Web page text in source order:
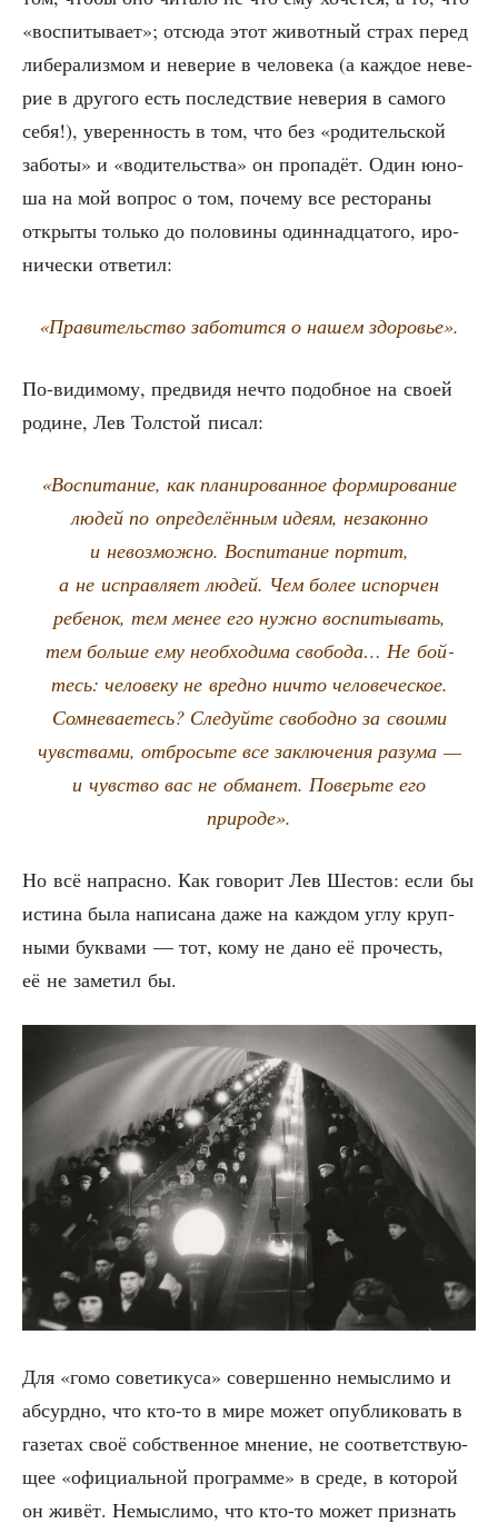
«вос­пи­ты­ва­ет»; отсю­да этот живот­ный страх перед
либе­ра­лиз­мом и неве­рие в чело­ве­ка (а каж­дое неве­
рие в дру­го­го есть послед­ствие неве­рия в само­го
себя!), уве­рен­ность в том, что без «роди­тель­ской
забо­ты» и «води­тель­ства» он про­па­дёт. Один юно­
ша на мой вопрос о том, поче­му все ресто­ра­ны
откры­ты толь­ко до поло­ви­ны один­на­дца­то­го, иро­
ни­че­ски ответил:
«Пра­ви­тель­ство забо­тит­ся о нашем здоровье».
По-види­мо­му, пред­ви­дя нечто подоб­ное на сво­ей
родине, Лев Тол­стой писал:
«Вос­пи­та­ние, как пла­ни­ро­ван­ное фор­ми­ро­ва­ние
людей по опре­де­лён­ным иде­ям, неза­кон­но
и невоз­мож­но. Вос­пи­та­ние пор­тит,
а не исправ­ля­ет людей. Чем более испор­чен
ребе­нок, тем менее его нуж­но вос­пи­ты­вать,
тем боль­ше ему необ­хо­ди­ма сво­бо­да… Не бой­
тесь: чело­ве­ку не вред­но ничто чело­ве­че­ское.
Сомне­ва­е­тесь? Сле­дуй­те сво­бод­но за сво­и­ми
чув­ства­ми, отбрось­те все заклю­че­ния разу­ма —
и чув­ство вас не обма­нет. Поверь­те его
природе».
Но всё напрас­но. Как гово­рит Лев Шестов: если бы
исти­на была напи­са­на даже на каж­дом углу круп­
ны­ми бук­ва­ми — тот, кому не дано её про­честь,
её не заме­тил бы.
Для «гомо сове­ти­ку­са» совер­шен­но немыс­ли­мо и
абсурд­но, что кто-то в мире может опуб­ли­ко­вать в
газе­тах своё соб­ствен­ное мне­ние, не соот­вет­ству­ю­
щее «офи­ци­аль­ной про­грам­ме» в сре­де, в кото­рой
он живёт. Немыс­ли­мо, что кто-то может при­знать